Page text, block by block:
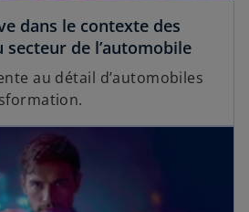
dans le contexte des
de l’automobile
au détail d’automobiles
s’ouvre dans un nouvel onglet